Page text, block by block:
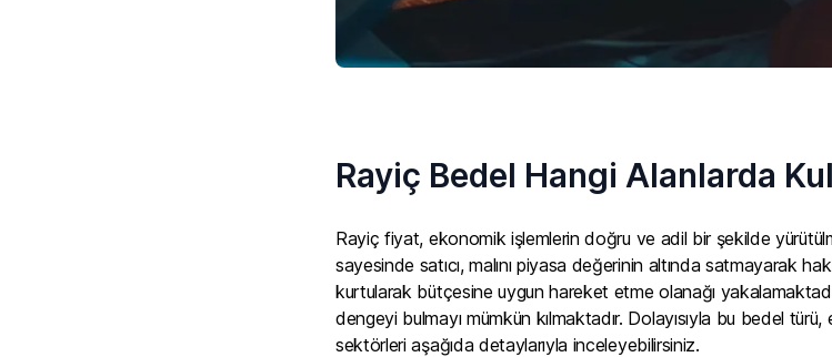
Rayiç Bedel Hangi Alanlarda
Rayiç fiyat, ekonomik işlemlerin doğru ve adil bir şekilde
sayesinde satıcı, malını piyasa değerinin altında satmayarak
kurtularak bütçesine uygun hareket etme olanağı
dengeyi bulmayı mümkün kılmaktadır. Dolayısıyla bu bedel
sektörleri aşağıda detaylarıyla inceleyebilirsiniz.